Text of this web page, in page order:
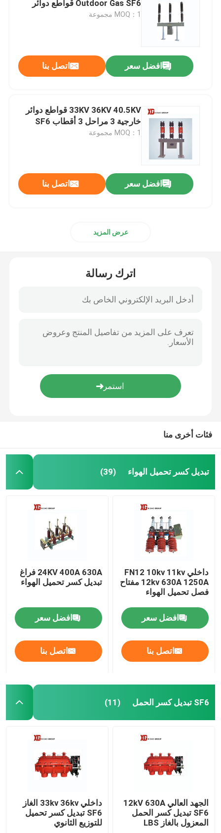
تسقط الصمامات
محولات الطاقة من النوع الجاف
المحولات الفرعية المدمجة
Outdoor Gas SF6 قواطع دوائر
MOQ：1 مجموعة
افضل سعر اتصل بنا
33KV 36KV 40.5KV قواطع دوائر
خارجية 3 مراحل 3 أقطاب SF6
MOQ：1 مجموعة
افضل سعر اتصل بنا
عرض المزيد
اترك رسالة
فئات أخرى منا
تبديل كسر تحميل الهواء (39)
داخلي FN12 10kv 11kv
12kv 630A 1250A مفتاح
فصل تحميل الهواء
افضل سعر
اتصل بنا
24KV 400A 630A فراغ
تبديل كسر تحميل الهواء
افضل سعر
اتصل بنا
SF6 تبديل كسر الحمل (11)
الجهد العالي 12kV 630A
SF6 تبديل كسر الحمل
المعزول بالغاز LBS
داخلي 33kv 36kv الغاز
SF6 تبديل كسر تحميل
للتوزيع الثانوي